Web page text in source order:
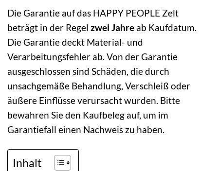
Die Garantie auf das HAPPY PEOPLE Zelt
beträgt in der Regel zwei Jahre ab Kaufdatum.
Die Garantie deckt Material- und
Verarbeitungsfehler ab. Von der Garantie
ausgeschlossen sind Schäden, die durch
unsachgemäße Behandlung, Verschleiß oder
äußere Einflüsse verursacht wurden. Bitte
bewahren Sie den Kaufbeleg auf, um im
Garantiefall einen Nachweis zu haben.
Inhalt